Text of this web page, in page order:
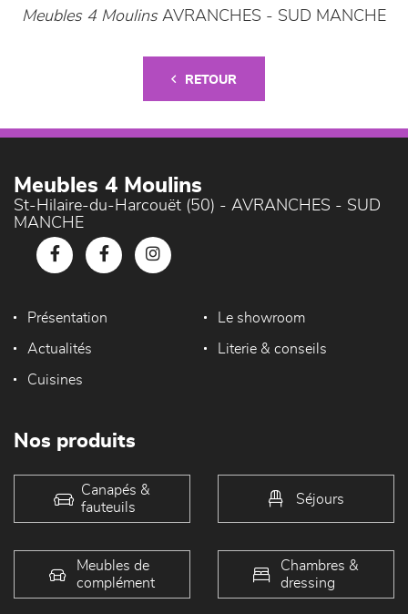
Meubles 4 MoulinsAVRANCHES - SUD MANCHE
RETOUR
Meubles 4 Moulins
St-Hilaire-du-Harcouët (50) - AVRANCHES - SUD
MANCHE
Présentation Le showroom
Actualités Literie & conseils
Cuisines
Nos produits
Canapés &
fauteuils
Séjours
Meubles de
complément
Chambres &
dressing